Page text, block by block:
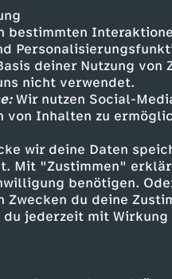
bestimmten
deiner Nutzung von
nicht verwendet.
Wir nutzen Social-
von Inhalten zu
wir deine Daten
Mit "Zustimmen"
benötigen.
du deine
jederzeit mit
informativ KiKA